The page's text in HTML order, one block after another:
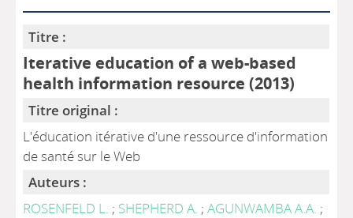
Titre :
Iterative education of a web-based
health information resource (2013)
Titre original :
L'éducation itérative d'une ressource d'information
de santé sur le Web
Auteurs :
ROSENFELD L. ; SHEPHERD A. ;AGUNWAMBA A.A. ;